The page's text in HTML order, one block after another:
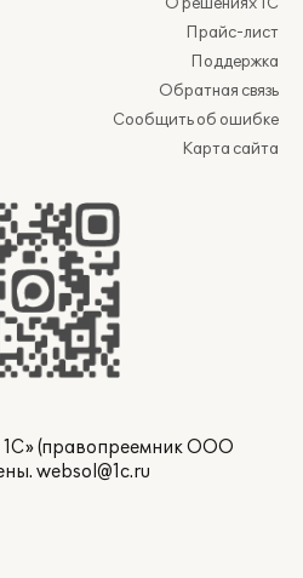
Прайс-лист
Поддержка
Обратная связь
Сообщить об ошибке
Карта сайта
(правопреемник ООО
websol@1c.ru